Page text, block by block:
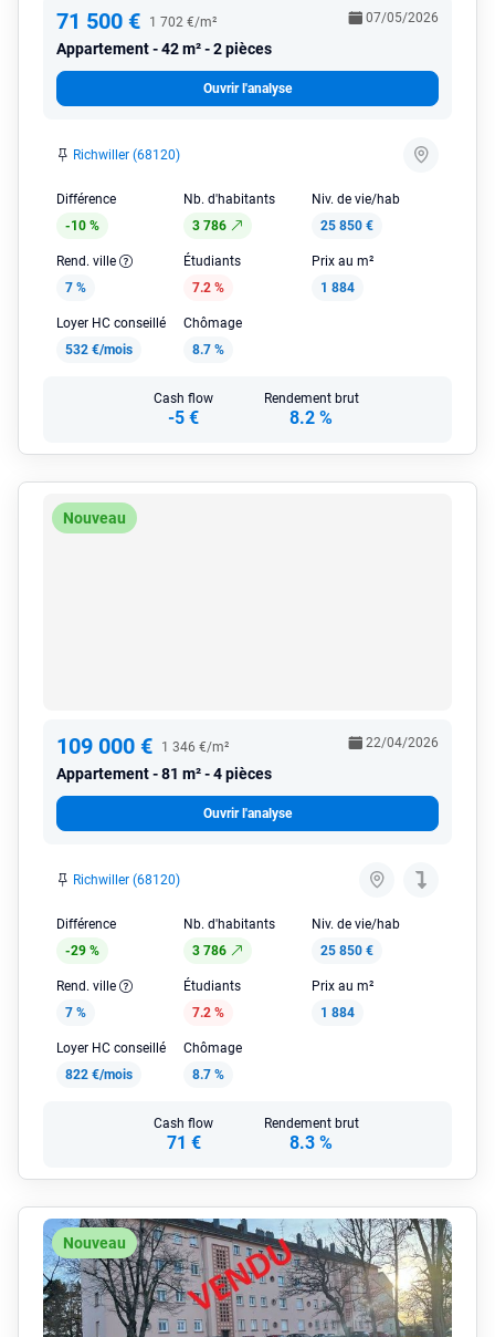
71 500 € 1 702 €/m²
Appartement 42 m² - 2 pièces
07/05/2026
Ouvrir l'analyse
Richwiller (68120)
Différence
-10 %
Nb. d'habitants
3 786
Niv. de vie/hab
25 850 €
Rend. ville
7 %
Étudiants
7.2 %
Prix au m²
1 884
Loyer HC conseillé
532 €/mois
Chômage
8.7 %
Cash flow
-5 €
Rendement brut
8.2 %
Nouveau
109 000 € 1 346 €/m²
Appartement 81 m² - 4 pièces
22/04/2026
Ouvrir l'analyse
Richwiller (68120)
Différence
-29 %
Nb. d'habitants
3 786
Niv. de vie/hab
25 850 €
Rend. ville
7 %
Étudiants
7.2 %
Prix au m²
1 884
Loyer HC conseillé
822 €/mois
Chômage
8.7 %
Cash flow
71 €
Rendement brut
8.3 %
Nouveau